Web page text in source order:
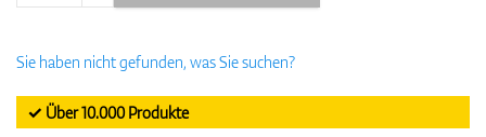
Sie haben nicht gefunden, was Sie suchen?
✓ Über 10.000 Produkte